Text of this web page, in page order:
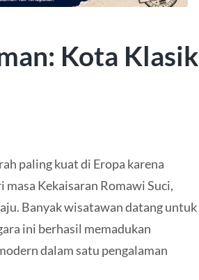
Kota Klasik
paling kuat di Eropa karena
Kekaisaran Romawi Suci,
Banyak wisatawan datang untuk
ini berhasil memadukan
dalam satu pengalaman